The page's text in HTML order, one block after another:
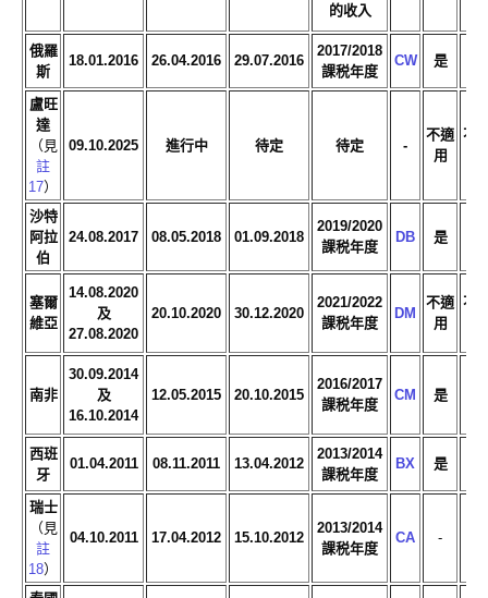
的收入
俄羅
斯
18.01.2016 26.04.2016 29.07.2016
2017/2018
課税年度
CW 是
盧旺
達
（見
註
17）
09.10.2025 進行中 待定 待定 -
不適
用
不
沙特
阿拉
伯
24.08.2017 08.05.2018 01.09.2018
2019/2020
課税年度
DB 是
塞爾
維亞
14.08.2020
及
27.08.2020
20.10.2020 30.12.2020
2021/2022
課税年度
DM
不適
用
不
南非
30.09.2014
及
16.10.2014
12.05.2015 20.10.2015
2016/2017
課税年度
CM 是
西班
牙
01.04.2011 08.11.2011 13.04.2012
2013/2014
課税年度
BX 是
瑞士
（見
註
18）
04.10.2011 17.04.2012 15.10.2012
2013/2014
課税年度
CA -